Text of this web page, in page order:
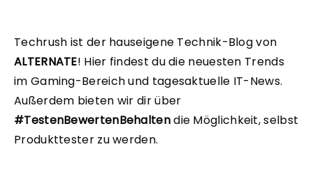
Techrush ist der hauseigene Technik-Blog von
ALTERNATE! Hier findest du die neuesten Trends
im Gaming-Bereich und tagesaktuelle IT-News.
Außerdem bieten wir dir über
#TestenBewertenBehaltendie Möglichkeit, selbst
Produkttester zu werden.